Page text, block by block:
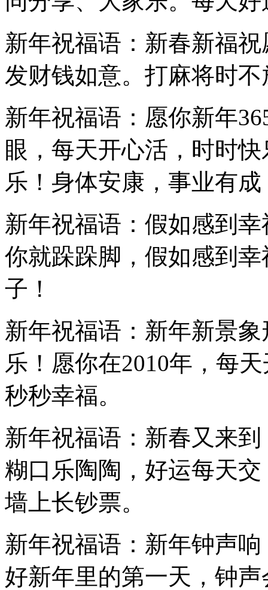
新年祝福语：新春新福
发财钱如意。打麻将时
新年祝福语：愿你新年
眼，每天开心活，时时
乐！身体安康，事业有
新年祝福语：假如感到
你就跺跺脚，假如感到
子！
新年祝福语：新年新景
乐！愿你在2010年，每
秒秒幸福。
新年祝福语：新春又来
糊口乐陶陶，好运每天
墙上长钞票。
新年祝福语：新年钟声
好新年里的第一天，钟